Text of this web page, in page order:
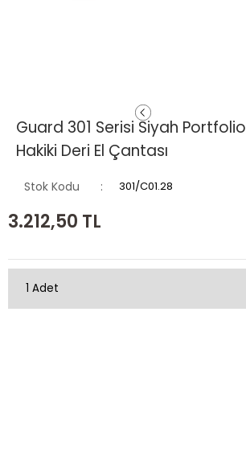
Guard 301 Serisi Siyah Portfolio
Hakiki Deri El Çantası
Stok Kodu 301/C01.28
3.212,50 TL